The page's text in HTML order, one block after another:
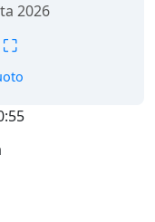
2026
⛶